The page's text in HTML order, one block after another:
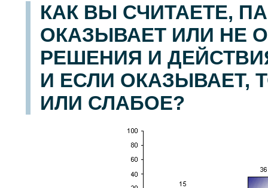
КАК ВЫ СЧИТАЕТЕ,
ОКАЗЫВАЕТ ИЛИ НЕ
РЕШЕНИЯ И
И ЕСЛИ ОКАЗЫВАЕТ,
ИЛИ СЛАБОЕ?